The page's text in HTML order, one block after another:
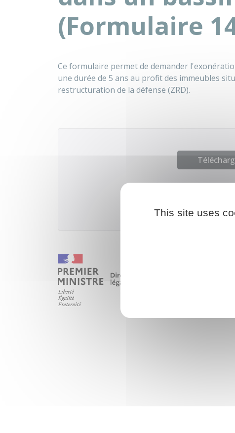
(Formulaire
Ce formulaire permet de demander
une durée de 5 ans au profit des immeubles
restructuration de la défense (ZRD).
Ministère
This site uses